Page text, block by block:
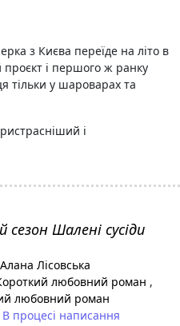
з Києва переїде на літо в
проєкт і першого ж ранку
тільки у шароварах та
і
сезон Шалені сусіди
Алана Лісовська
любовний роман ,
любовний роман
В процесі написання